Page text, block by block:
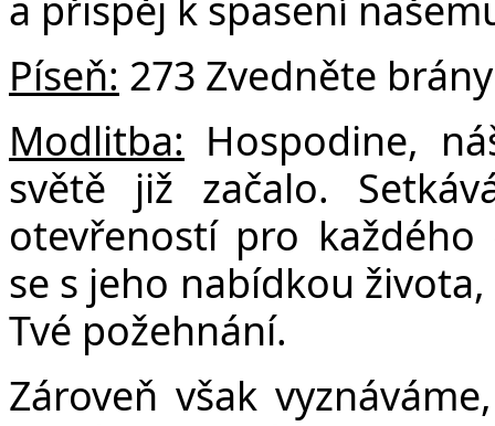
Píseň: 273 Zvedněte
Modlitba: Hospodine,
světě již začalo.
otevřeností pro každého
se s jeho nabídkou
Tvé požehnání.
Zároveň však